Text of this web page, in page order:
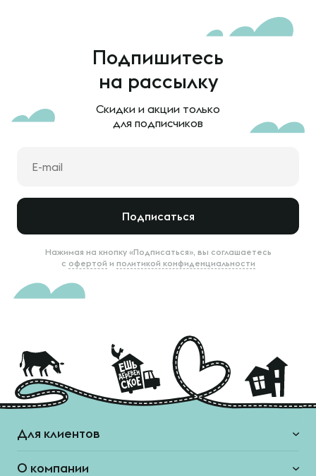
Подпишитесь
на рассылку
Скидки и акции только
для подписчиков
Подписаться
Нажимая на кнопку «Подписаться», вы соглашаетесь
с офертой и политикой конфиденциальности
Для клиентов
О компании